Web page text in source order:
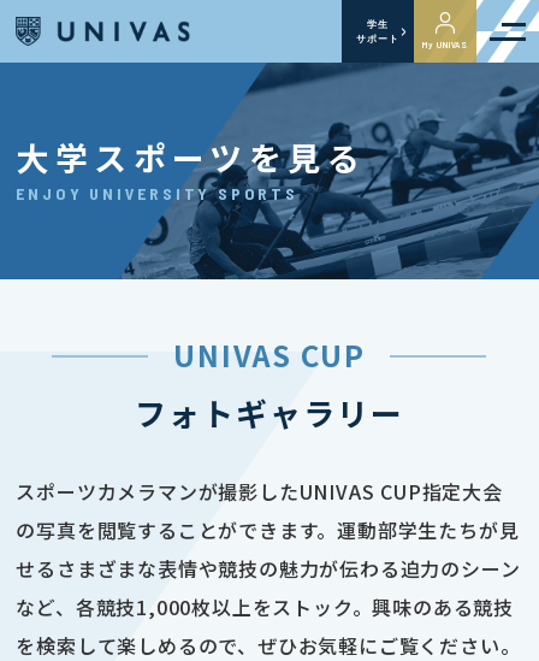
学生
サポート
My UNIVAS
大学スポーツを見る
ENJOY UNIVERSITY SPORTS
UNIVAS CUP
フォトギャラリー
スポーツカメラマンが撮影したUNIVAS CUP指定大会
の写真を閲覧することができます。運動部学生たちが見
せるさまざまな表情や競技の魅力が伝わる迫力のシーン
など、各競技1,000枚以上をストック。興味のある競技
を検索して楽しめるので、ぜひお気軽にご覧ください。